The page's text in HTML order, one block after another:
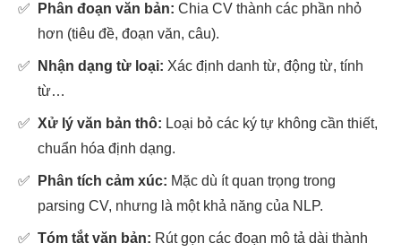
✅ Phân đoạn văn bản: Chia CV thành các phần nhỏ
hơn (tiêu đề, đoạn văn, câu).
✅ Nhận dạng từ loại: Xác định danh từ, động từ, tính
từ…
✅ Xử lý văn bản thô: Loại bỏ các ký tự không cần thiết,
chuẩn hóa định dạng.
✅ Phân tích cảm xúc: Mặc dù ít quan trọng trong
parsing CV, nhưng là một khả năng của NLP.
✅ Tóm tắt văn bản: Rút gọn các đoạn mô tả dài thành